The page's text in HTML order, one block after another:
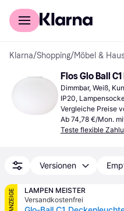
Für Shopper
Klarna/Shopping/Möbel &
Flos Glo Ball
Dimmbar, Weiß,
IP20,
Vergleiche Preise
Ab 74,78 €/Mon.
Teste flexible
Versionen
ANZEIGE
LAMPEN MEISTER
Versandkostenfrei